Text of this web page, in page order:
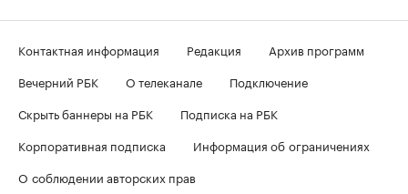
Контактная информация Редакция
Архив программ
Вечерний РБК
О телеканале
Подключение
Скрыть баннеры на РБК
Подписка на РБК
Корпоративная подписка
Информация об ограничениях
О соблюдении авторских прав